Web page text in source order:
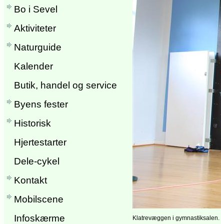
Bo i Sevel
Aktiviteter
Naturguide
Kalender
Butik, handel og service
Byens fester
Historisk
Hjertestarter
Dele-cykel
Kontakt
Mobilscene
Infoskærme
Klatrevæggen i gymnastiksalen.